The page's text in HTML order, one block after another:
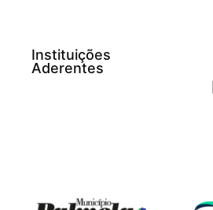
Instituições
Aderentes